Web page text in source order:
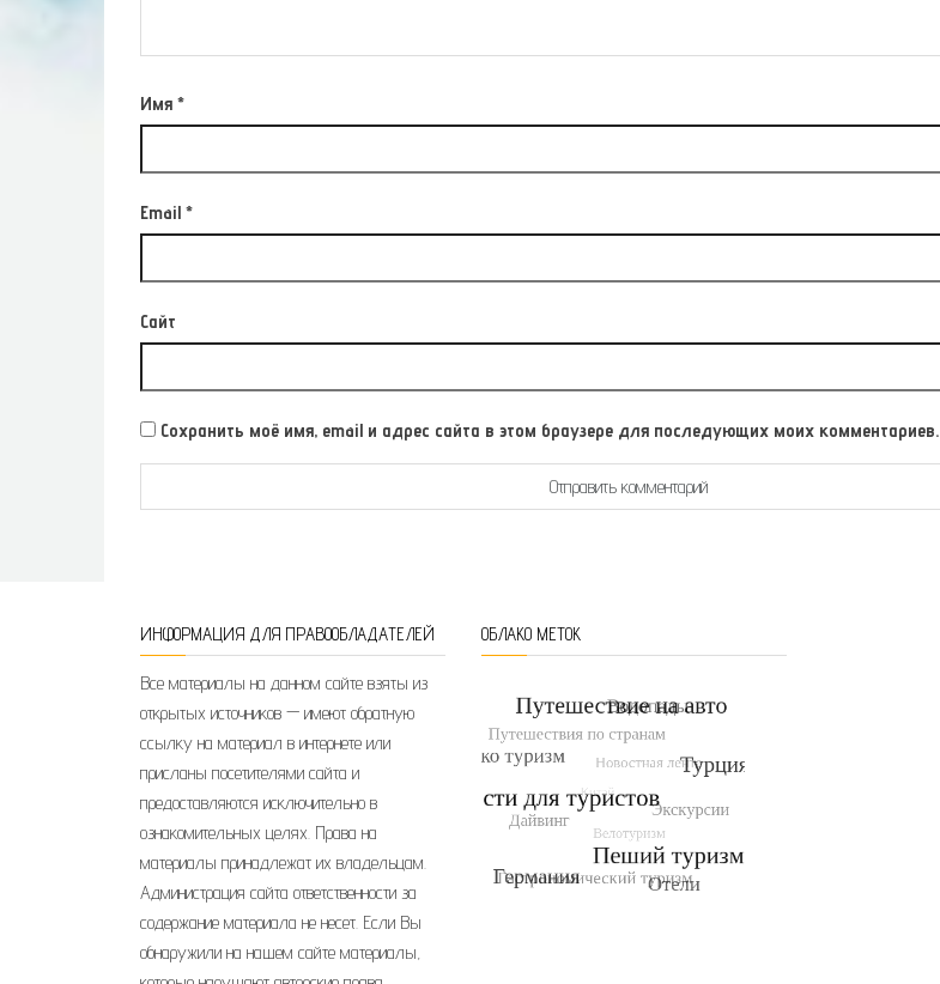
Имя *
Email *
Сайт
Сохранить моё имя, email и адрес сайта в этом браузере для последующих моих комментариев.
ИНФОРМАЦИЯ ДЛЯ ПРАВООБЛАДАТЕЛЕЙ
Все материалы на данном сайте взяты из
открытых источников — имеют обратную
ссылку на материал в интернете или
присланы посетителями сайта и
предоставляются исключительно в
ознакомительных целях. Права на
материалы принадлежат их владельцам.
Администрация сайта ответственности за
содержание материала не несет. Если Вы
обнаружили на нашем сайте материалы,
ОБЛАКО МЕТОК